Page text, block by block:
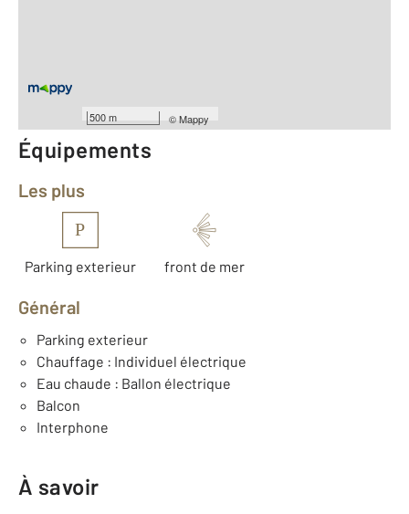
500 m ©Mappy
Année construction : 1970
Équipements
Les plus
P
Parking exterieur front de mer
Général
Parking exterieur
Chauffage : Individuel électrique
Eau chaude : Ballon électrique
Balcon
Interphone
À savoir